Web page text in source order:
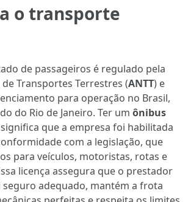
o transporte
de passageiros é regulado pela
Transportes Terrestres (ANTT) e
para operação no Brasil,
do Rio de Janeiro. Ter um ônibus
significa que a empresa foi habilitada
com a legislação, que
para veículos, motoristas, rotas e
licença assegura que o prestador
seguro adequado, mantém a frota